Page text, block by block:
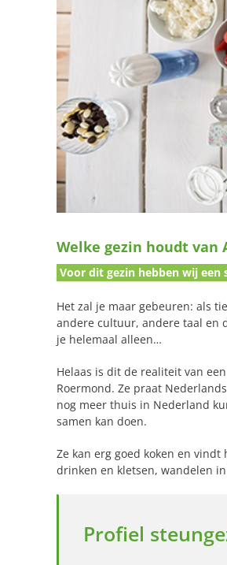
Welke gezin houdt van
Voor dit gezin hebben wij een
Het zal je maar gebeuren: als
andere cultuur, andere taal en
je helemaal alleen…
Helaas is dit de realiteit van
Roermond. Ze praat
nog meer thuis in Nederland
samen kan doen.
Ze kan erg goed koken en
drinken en kletsen, wandelen
Profiel